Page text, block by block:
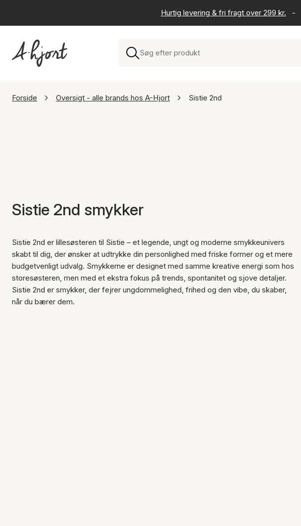
Hurtig levering & fri fragt over 299 kr. -
Forside Oversigt - alle brands hos A-Hjort Sistie 2nd
Sistie 2nd smykker
Sistie 2nd er lillesøsteren til Sistie – et legende, ungt og moderne smykkeunivers
skabt til dig, der ønsker at udtrykke din personlighed med friske former og et mere
budgetvenligt udvalg. Smykkerne er designet med samme kreative energi som hos
storesøsteren, men med et ekstra fokus på trends, spontanitet og sjove detaljer.
Sistie 2nd er smykker, der fejrer ungdommelighed, frihed og den vibe, du skaber,
når du bærer dem.